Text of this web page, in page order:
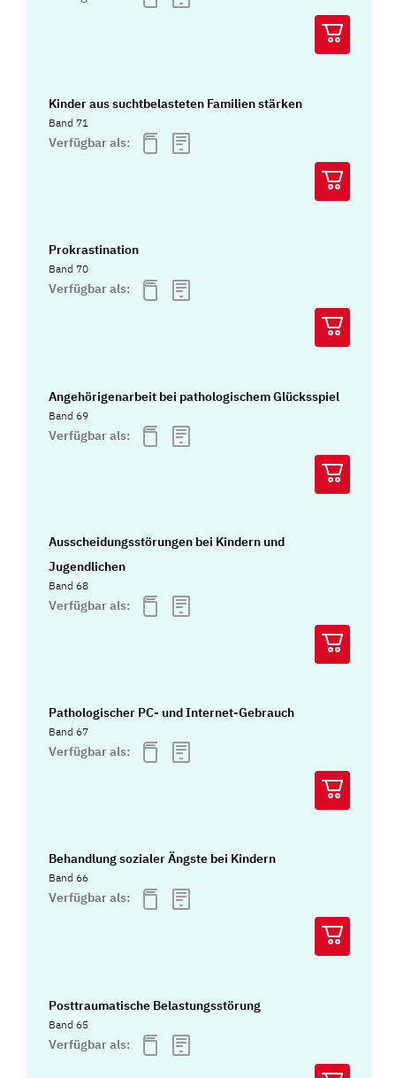
Kinder aus suchtbelasteten Familien stärken
Band 71
Verfügbar als:
Prokrastination
Band 70
Verfügbar als:
Angehörigenarbeit bei pathologischem Glücksspiel
Band 69
Verfügbar als:
Ausscheidungsstörungen bei Kindern und
Jugendlichen
Band 68
Verfügbar als:
Pathologischer PC- und Internet-Gebrauch
Band 67
Verfügbar als:
Behandlung sozialer Ängste bei Kindern
Band 66
Verfügbar als:
Posttraumatische Belastungsstörung
Band 65
Verfügbar als: